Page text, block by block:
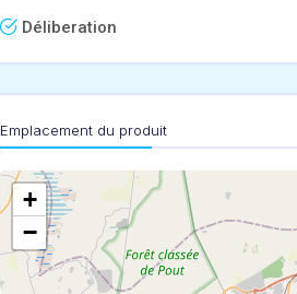
Déliberation
Emplacement du produit
+
−